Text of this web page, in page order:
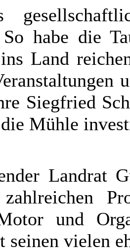
So habe die
Land
Siegfried
Mühle
Landrat
und
seinen vielen